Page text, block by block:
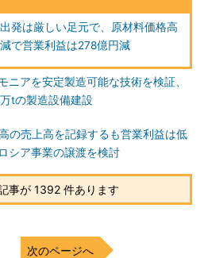
発は厳しい足元で、原材料価格高
で営業利益は278億円減
ニアを安定製造可能な技術を検証、
tの製造設備建設
の売上高を記録するも営業利益は低
シア事業の譲渡を検討
事が 1392 件あります
次のページへ